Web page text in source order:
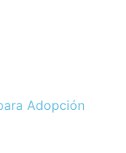
Adopción